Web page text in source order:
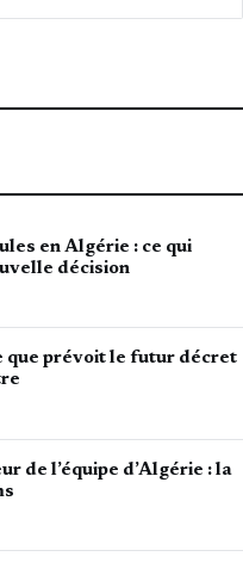
en Algérie : ce qui
décision
que prévoit le futur décret
de l’équipe d’Algérie : la